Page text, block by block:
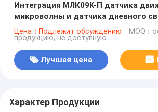
Интеграция МЛК09К-П датчика
микроволны и датчика дневного
потолка СИД
Цена：Подлежит обсуждению MOQ：
продукцию, не доступную.
Лучшая цена
Характер Продукции